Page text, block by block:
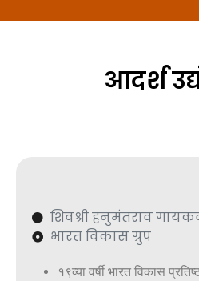
आदर्श
शिवश्री हनुमंतराव
भारत विकास ग्रुप
१९व्या वर्षी भारत विकास